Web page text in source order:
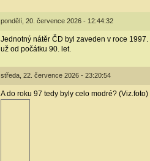
pondělí, 20. července 2026 - 12:44:32
Jednotný nátěr ČD byl zaveden v roce
už od počátku 90. let.
středa, 22. července 2026 - 23:20:54
A do roku 97 tedy byly celo modré? (Viz.foto)